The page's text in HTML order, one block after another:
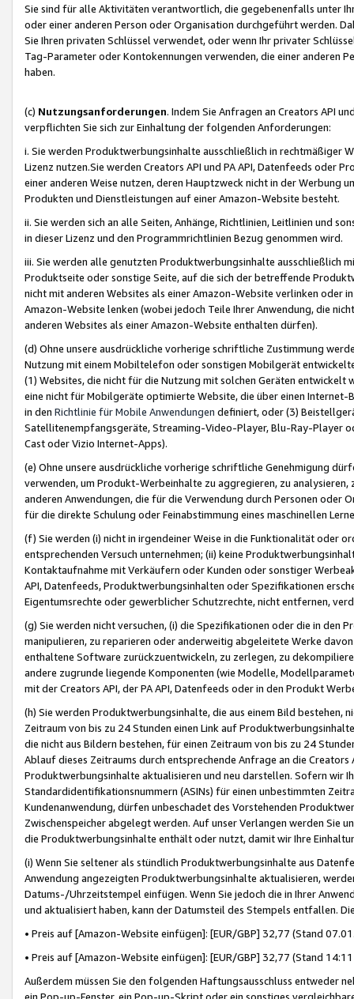
Sie sind für alle Aktivitäten verantwortlich, die gegebenenfalls unter
oder einer anderen Person oder Organisation durchgeführt werden.
Sie Ihren privaten Schlüssel verwendet, oder wenn Ihr privater
Tag-Parameter oder Kontokennungen verwenden, die einer anderen
haben.
(c) Nutzungsanforderungen. Indem Sie Anfragen an Creators API
verpflichten Sie sich zur Einhaltung der folgenden Anforderungen:
i. Sie werden Produktwerbungsinhalte ausschließlich in rechtmäßiger
Lizenz nutzen.Sie werden Creators API und PA API, Datenfeeds oder
einer anderen Weise nutzen, deren Hauptzweck nicht in der Werbung
Produkten und Dienstleistungen auf einer Amazon-Website besteht.
ii. Sie werden sich an alle Seiten, Anhänge, Richtlinien, Leitlinien und
in dieser Lizenz und den Programmrichtlinien Bezug genommen wird.
iii. Sie werden alle genutzten Produktwerbungsinhalte ausschließlich
Produktseite oder sonstige Seite, auf die sich der betreffende
nicht mit anderen Websites als einer Amazon-Website verlinken oder
Amazon-Website lenken (wobei jedoch Teile Ihrer Anwendung, die
anderen Websites als einer Amazon-Website enthalten dürfen).
(d) Ohne unsere ausdrückliche vorherige schriftliche Zustimmung
Nutzung mit einem Mobiltelefon oder sonstigen Mobilgerät
(1) Websites, die nicht für die Nutzung mit solchen Geräten
eine nicht für Mobilgeräte optimierte Website, die über einen
in den Richtlinie für Mobile Anwendungen definiert, oder (3)
Satellitenempfangsgeräte, Streaming-Video-Player, Blu-Ray-Player
Cast oder Vizio Internet-Apps).
(e) Ohne unsere ausdrückliche vorherige schriftliche Genehmigung
verwenden, um Produkt-Werbeinhalte zu aggregieren, zu
anderen Anwendungen, die für die Verwendung durch Personen
für die direkte Schulung oder Feinabstimmung eines maschinellen
(f) Sie werden (i) nicht in irgendeiner Weise in die Funktionalität oder
entsprechenden Versuch unternehmen; (ii) keine
Kontaktaufnahme mit Verkäufern oder Kunden oder sonstiger
API, Datenfeeds, Produktwerbungsinhalten oder Spezifikationen
Eigentumsrechte oder gewerblicher Schutzrechte, nicht entfernen,
(g) Sie werden nicht versuchen, (i) die Spezifikationen oder die in
manipulieren, zu reparieren oder anderweitig abgeleitete Werke
enthaltene Software zurückzuentwickeln, zu zerlegen, zu
andere zugrunde liegende Komponenten (wie Modelle,
mit der Creators API, der PA API, Datenfeeds oder in den Produkt
(h) Sie werden Produktwerbungsinhalte, die aus einem Bild bestehen,
Zeitraum von bis zu 24 Stunden einen Link auf
die nicht aus Bildern bestehen, für einen Zeitraum von bis zu 24
Ablauf dieses Zeitraums durch entsprechende Anfrage an die
Produktwerbungsinhalte aktualisieren und neu darstellen. Sofern wir
Standardidentifikationsnummern (ASINs) für einen unbestimmten
Kundenanwendung, dürfen unbeschadet des Vorstehenden
Zwischenspeicher abgelegt werden. Auf unser Verlangen werden Sie
die Produktwerbungsinhalte enthält oder nutzt, damit wir Ihre
(i) Wenn Sie seltener als stündlich Produktwerbungsinhalte aus
Anwendung angezeigten Produktwerbungsinhalte aktualisieren,
Datums-/Uhrzeitstempel einfügen. Wenn Sie jedoch die in Ihrer
und aktualisiert haben, kann der Datumsteil des Stempels entfallen.
• Preis auf [Amazon-Website einfügen]: [EUR/GBP] 32,77 (Stand
• Preis auf [Amazon-Website einfügen]: [EUR/GBP] 32,77 (Stand
Außerdem müssen Sie den folgenden Haftungsausschluss entweder
ein Pop-up-Fenster, ein Pop-up-Skript oder ein sonstiges